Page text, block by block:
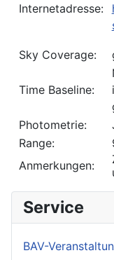
Internetadresse:
Sky Coverage:
Time Baseline:
Photometrie:
Range:
Anmerkungen:
Service
BAV-